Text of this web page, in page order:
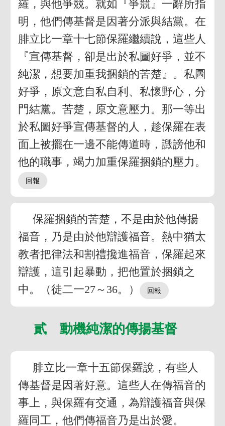
羅，與他爭競。就如『爭競』一辭所指
明，他們傳基督是因著分派與結黨。在
腓立比一章十七節保羅繼續說，這些人
『宣傳基督，卻是出於私圖好爭，並不
純潔，想要加重我捆鎖的苦楚』。私圖
好爭，原文意自私自利、私懷野心，分
門結黨。苦楚，原文意壓力。那一等出
於私圖好爭宣傳基督的人，趁保羅在表
面上被擺在一邊不能傳道時，譭謗他和
他的職事，竭力加重保羅捆鎖的壓力。
保羅捆鎖的苦楚，不是由於他傳揚
福音，乃是由於他辯護福音。熱中猶太
教者把律法和割禮攙進福音，保羅起來
辯護，這引起暴動，把他置於捆鎖之
中。（徒二一27～36。）
貳 動機純潔的傳揚基督
腓立比一章十五節保羅說，有些人
傳基督是因著好意。這些人在傳福音的
事上，與保羅有交通，為辯護福音與保
羅同工，他們傳福音乃是出於愛。